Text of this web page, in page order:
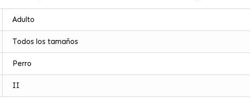
Adulto
Todos los tamaños
Perro
II